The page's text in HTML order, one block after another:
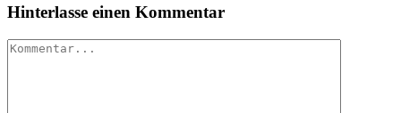
Hinterlasse einen Kommentar
Kommentar